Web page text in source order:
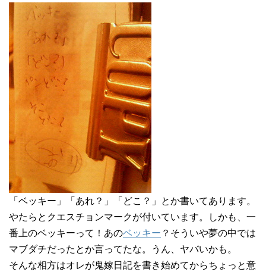
「ベッキー」「あれ？」「どこ？」とか書いてあります。
やたらとクエスチョンマークが付いています。しかも、一
番上のベッキーって！あのベッキー ？そういや夢の中では
マブダチだったとか言ってたな。うん、ヤバいかも。
そんな相方はオレが鬼嫁日記を書き始めてからちょっと意